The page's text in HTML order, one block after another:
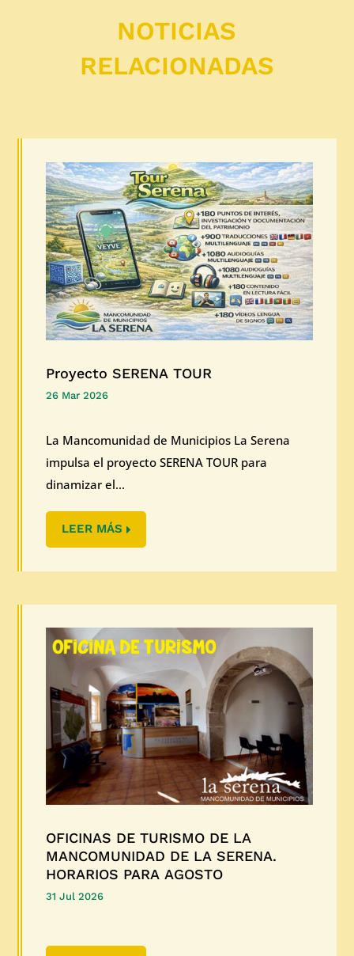
NOTICIAS
RELACIONADAS
Proyecto SERENA TOUR
26 Mar 2026
La Mancomunidad de Municipios La Serena
impulsa el proyecto SERENA TOUR para
dinamizar el...
LEER MÁS
OFICINAS DE TURISMO DE LA
MANCOMUNIDAD DE LA SERENA.
HORARIOS PARA AGOSTO
31 Jul 2026